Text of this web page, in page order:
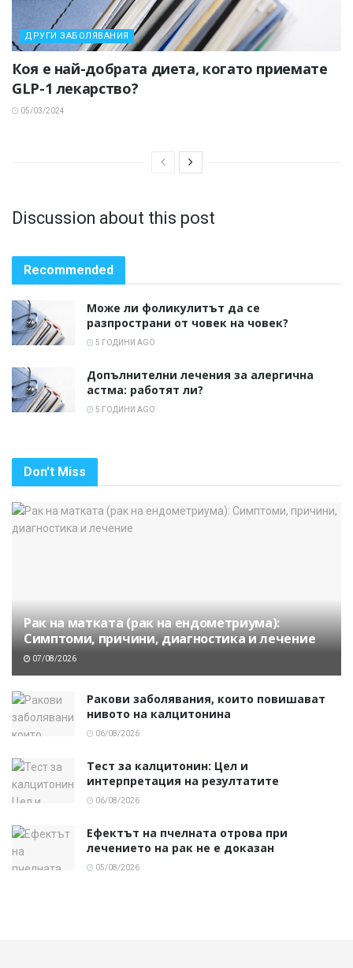
ДРУГИ ЗАБОЛЯВАНИЯ
Коя е най-добрата диета, когато приемате
GLP-1 лекарство?
05/03/2024
Discussion about this post
Recommended
Може ли фоликулитът да се
разпространи от човек на човек?
5 ГОДИНИ AGO
Допълнителни лечения за алергична
астма: работят ли?
5 ГОДИНИ AGO
Don't Miss
Рак на матката (рак на ендометриума):
Симптоми, причини, диагностика и лечение
07/08/2026
Ракови заболявания, които повишават
нивото на калцитонина
06/08/2026
Тест за калцитонин: Цел и
интерпретация на резултатите
06/08/2026
Ефектът на пчелната отрова при
лечението на рак не е доказан
05/08/2026